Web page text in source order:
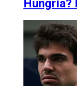
Hungría?